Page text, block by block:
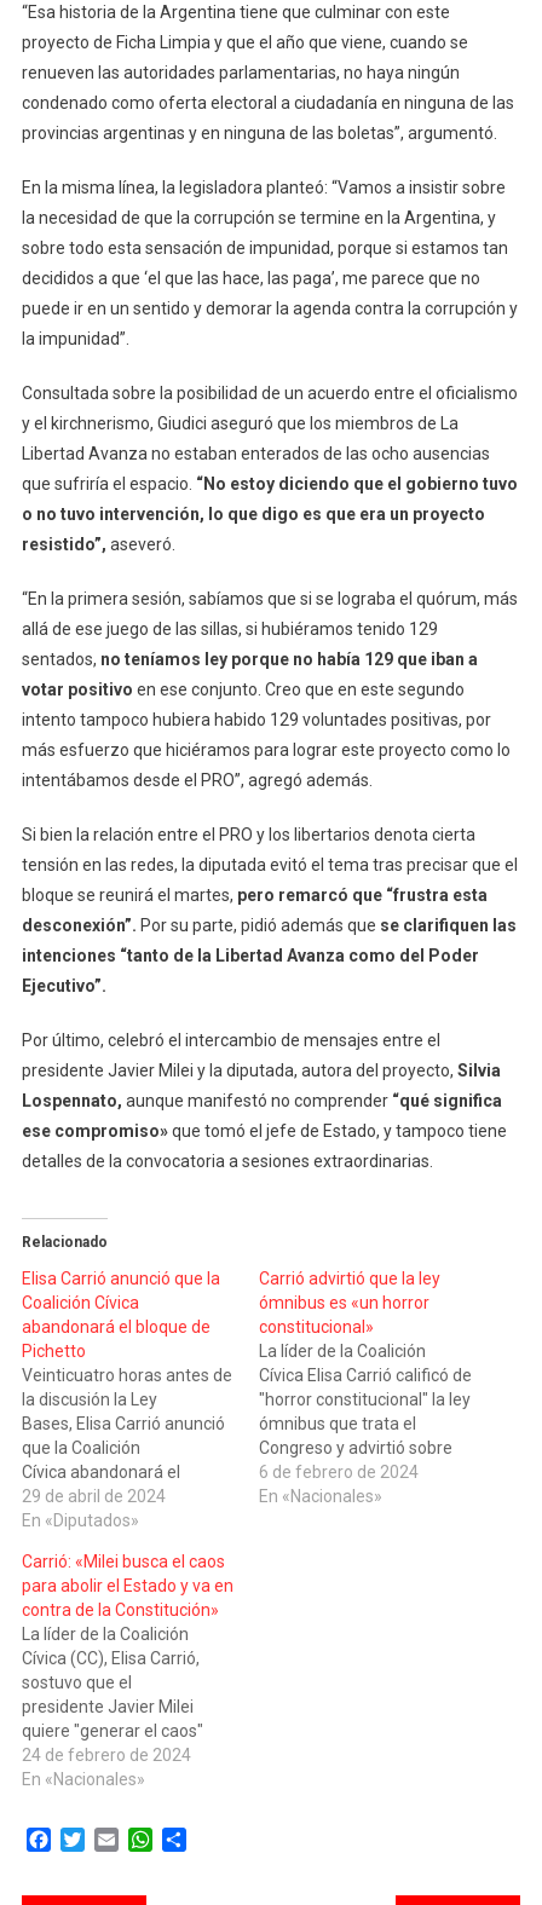
“Esa historia de la Argentina tiene que culminar con este
proyecto de Ficha Limpia y que el año que viene, cuando se
renueven las autoridades parlamentarias, no haya ningún
condenado como oferta electoral a ciudadanía en ninguna de las
provincias argentinas y en ninguna de las boletas”, argumentó.
En la misma línea, la legisladora planteó: “Vamos a insistir sobre
la necesidad de que la corrupción se termine en la Argentina, y
sobre todo esta sensación de impunidad, porque si estamos tan
decididos a que ‘el que las hace, las paga’, me parece que no
puede ir en un sentido y demorar la agenda contra la corrupción y
la impunidad”.
Consultada sobre la posibilidad de un acuerdo entre el oficialismo
y el kirchnerismo, Giudici aseguró que los miembros de La
Libertad Avanza no estaban enterados de las ocho ausencias
que sufriría el espacio. “No estoy diciendo que el gobierno tuvo
o no tuvo intervención, lo que digo es que era un proyecto
resistido”, aseveró.
“En la primera sesión, sabíamos que si se lograba el quórum, más
allá de ese juego de las sillas, si hubiéramos tenido 129
sentados, no teníamos ley porque no había 129 que iban a
votar positivo en ese conjunto. Creo que en este segundo
intento tampoco hubiera habido 129 voluntades positivas, por
más esfuerzo que hiciéramos para lograr este proyecto como lo
intentábamos desde el PRO”, agregó además.
Si bien la relación entre el PRO y los libertarios denota cierta
tensión en las redes, la diputada evitó el tema tras precisar que el
bloque se reunirá el martes, pero remarcó que “frustra esta
desconexión”. Por su parte, pidió además que se clarifiquen las
intenciones “tanto de la Libertad Avanza como del Poder
Ejecutivo”.
Por último, celebró el intercambio de mensajes entre el
presidente Javier Milei y la diputada, autora del proyecto, Silvia
Lospennato, aunque manifestó no comprender “qué significa
ese compromiso»que tomó el jefe de Estado, y tampoco tiene
detalles de la convocatoria a sesiones extraordinarias.
Relacionado
Elisa Carrió anunció que la
Coalición Cívica
abandonará el bloque de
Pichetto
Veinticuatro horas antes de
la discusión la Ley
Bases, Elisa Carrió anunció
que la Coalición
Cívica abandonará el
bloque que preside Miguel
Ángel Pichetto, Hacemos
cuestionó los acuerdos
alcanzados con la CGT.
“Nos vamos para mantener
autonomía”, declaró este
domingo a última hora.
Quien fuera socia
fundadora de Cambiemos,
denunció que el
Presidente “tranzó…
29 de abril de 2024
En «Diputados»
Carrió advirtió que la ley
ómnibus es «un horror
constitucional»
La líder de la Coalición
Cívica Elisa Carrió calificó de
"horror constitucional" la ley
ómnibus que trata el
Congreso y advirtió sobre
las consecuencias de
otorgarle facultades
6 de febrero de 2024
En «Nacionales»
Carrió: «Milei busca el caos
para abolir el Estado y va en
contra de la Constitución»
La líder de la Coalición
Cívica (CC), Elisa Carrió,
sostuvo que el
presidente Javier Milei
quiere "generar el caos"
para "abolir el Estado" y que
"va en contra la
cree en ella" y señaló que,
en ese sentido, "no mintió"
presidencial al presentarse
24 de febrero de 2024
En «Nacionales»
Facebook
TwitterEmail WhatsApp